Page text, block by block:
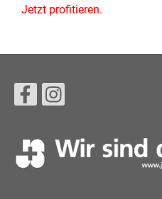
Jetzt profitieren.